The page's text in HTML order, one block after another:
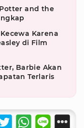
and the
Karena
di Film
Barbie Akan
Terlaris